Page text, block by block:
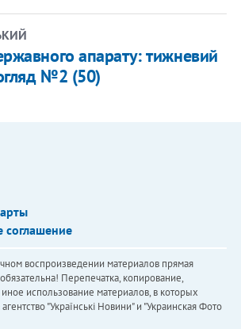
апарату: тижневий
№2 (50)
соглашение
воспроизведении материалов прямая
Перепечатка, копирование,
использование материалов, в которых
"Українськi Новини" и "Украинская Фото